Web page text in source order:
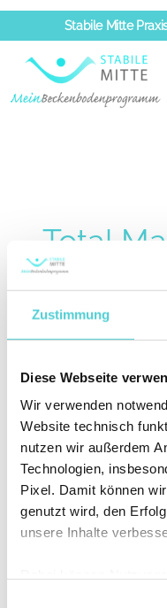
Zustimmung
Diese Webseite
Wir verwenden
Website technisch
nutzen wir außerdem
Technologien,
Pixel. Damit können
genutzt wird, den
unsere Inhalte
Zum
springen
Stabile Mitte
Total
MaennerSeite
Open to access this
Beckenbodentraining:
Mann
Weiterlesen »